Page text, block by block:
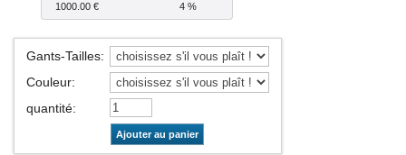
1000.00 €
4 %
Gants-Tailles:
Couleur:
quantité:
Ajouter au panier